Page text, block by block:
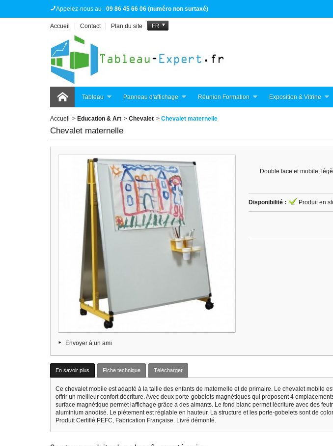
Appelez-nous au : 09 86 45 66 06 (numéro non surtaxé)
Accueil Contact Plan du site FR
Tableau Panneau d'affichage Réunion Formation Exposition & Vitrine
Accueil > Education & Art > Chevalet > Chevalet maternelle
Chevalet maternelle
Envoyer à un ami
Double face et mobile,
Disponibilité : Produit en
En savoir plus Fiche technique Télécharger
Ce chevalet mobile est adapté à la taille des enfants de maternelle et de primaire. Le chevalet mobile
offrir un meilleur confort décriture. Avec deux porte-gobelets magnétiques qui proposent 4
surface magnétique permet laffichage grâce à des aimants. Le fond blanc permet lécriture avec des
aluminium anodisé. Le piètement est réglable en hauteur. La structure et les porte-gobelets sont de
Produit Certifié PEFC, Fabrication Française. Livré démonté.